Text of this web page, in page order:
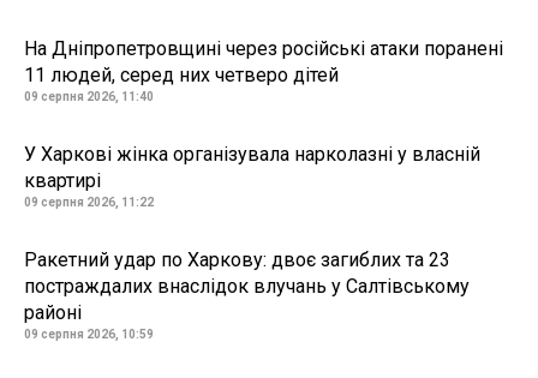
На Дніпропетровщині через російські атаки поранені
11 людей, серед них четверо дітей
09 серпня 2026, 11:40
У Харкові жінка організувала нарколазні у власній
квартирі
09 серпня 2026, 11:22
Ракетний удар по Харкову: двоє загиблих та 23
постраждалих внаслідок влучань у Салтівському
районі
09 серпня 2026, 10:59